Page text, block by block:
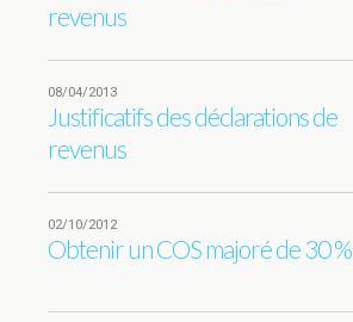
revenus
08/04/2013
Justificatifs des déclarations de
revenus
02/10/2012
Obtenir un COS majoré de 30 %